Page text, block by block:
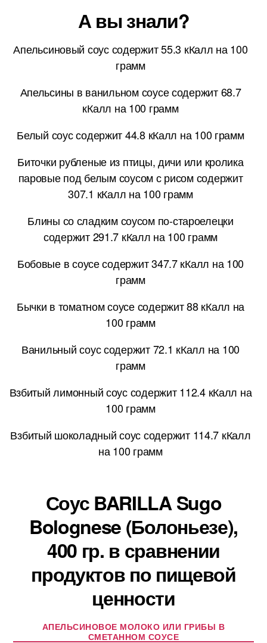
А вы знали?
Апельсиновый соус содержит 55.3 кКалл на 100
грамм
Апельсины в ванильном соусе содержит 68.7
кКалл на 100 грамм
Белый соус содержит 44.8 кКалл на 100 грамм
Биточки рубленые из птицы, дичи или кролика
паровые под белым соусом с рисом содержит
307.1 кКалл на 100 грамм
Блины со сладким соусом по-староелецки
содержит 291.7 кКалл на 100 грамм
Бобовые в соусе содержит 347.7 кКалл на 100
грамм
Бычки в томатном соусе содержит 88 кКалл на
100 грамм
Ванильный соус содержит 72.1 кКалл на 100
грамм
Взбитый лимонный соус содержит 112.4 кКалл на
100 грамм
Взбитый шоколадный соус содержит 114.7 кКалл
на 100 грамм
Соус BARILLA Sugo
Bolognese (Болоньезе),
400 гр. в сравнении
продуктов по пищевой
ценности
АПЕЛЬСИНОВОЕ МОЛОКО ИЛИ ГРИБЫ В
СМЕТАННОМ СОУСЕ